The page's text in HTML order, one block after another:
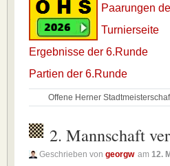
Paarungen
Turnierseite
Ergebnisse der 6.Runde
Partien der 6.Runde
Offene Herner
2. Mannschaft
Geschrieben von georgw am 12.